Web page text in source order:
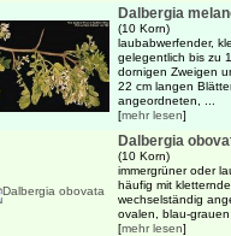
Dalbergia
(10 Korn)
laubabwerfender,
gelegentlich bis zu
dornigen Zweigen
22 cm langen
angeordneten, ...
[mehr lesen]
Dalbergia
(10 Korn)
immergrüner oder
häufig mit
wechselständig
ovalen, blau-
[mehr lesen]